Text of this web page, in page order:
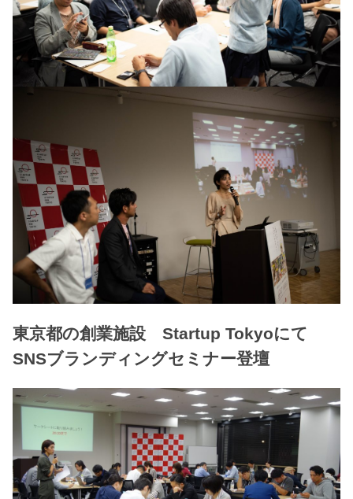
東京都の創業施設 Startup Tokyoにて
SNSブランディングセミナー登壇